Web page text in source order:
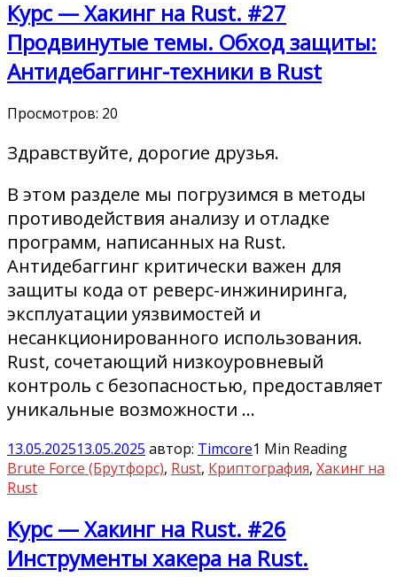
Курс — Хакинг на Rust. #27
Продвинутые темы. Обход защиты:
Антидебаггинг-техники в Rust
Просмотров: 20
Здравствуйте, дорогие друзья.
В этом разделе мы погрузимся в методы
противодействия анализу и отладке
программ, написанных на Rust.
Антидебаггинг критически важен для
защиты кода от реверс-инжиниринга,
эксплуатации уязвимостей и
несанкционированного использования.
Rust, сочетающий низкоуровневый
контроль с безопасностью, предоставляет
уникальные возможности …
13.05.202513.05.2025 автор: Timcore1 Min Reading
Brute Force (Брутфорс), Rust, Криптография, Хакинг на
Rust
Курс — Хакинг на Rust. #26
Инструменты хакера на Rust.